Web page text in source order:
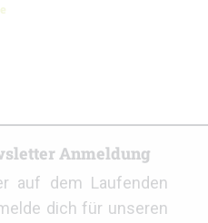
Anmeldung
auf dem Laufenden
dich für unseren